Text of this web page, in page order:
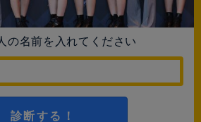
の名前を入れてください
診断する！